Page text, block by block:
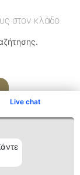
Live chat
στον κλάδο